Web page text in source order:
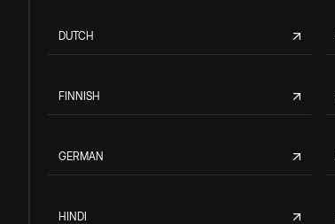
DUTCH
FINNISH
GERMAN
HINDI